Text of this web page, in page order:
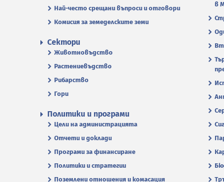
Най-често срещани въпроси и отговори
Комисия за земеделските земи
в
Сектори
Животновъдство
Растениевъдство
Рибарство
Гори
Политики и програми
Цели на администрацията
Отчети и доклади
Програми за финансиране
Политики и стратегии
Поземлени отношения и комасация